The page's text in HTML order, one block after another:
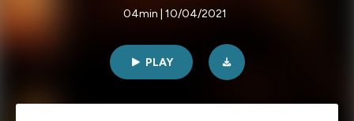
04min | 10/04/2021
PLAY